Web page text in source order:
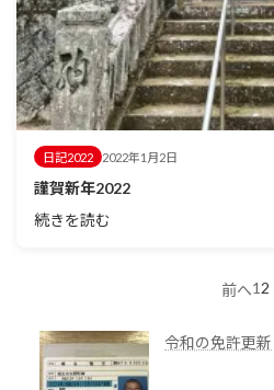
日記2022 2022年1月2日
謹賀新年2022
続きを読む
稿
の
前へ1 2
令和の免許更新